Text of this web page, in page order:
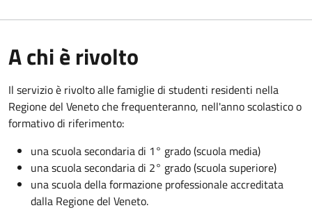
A chi è rivolto
Il servizio è rivoltoalle famiglie di studenti residenti nella
Regione del Veneto chefrequenteranno, nell'anno scolastico o
formativo di riferimento:
una scuola secondaria di 1° grado (scuola media)
una scuola secondaria di 2° grado (scuola superiore)
una scuola della formazione professionale accreditata
dalla Regione del Veneto.